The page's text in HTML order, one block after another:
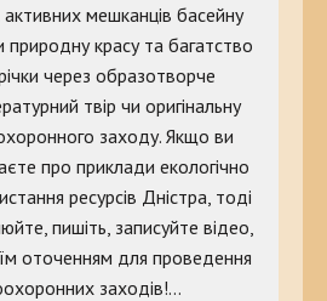
активних мешканців басейну
природну красу та багатство
через образотворче
твір чи оригінальну
заходу. Якщо ви
про приклади екологічно
ресурсів Дністра, тоді
пишіть, записуйте відео,
оточенням для проведення
заходів!…